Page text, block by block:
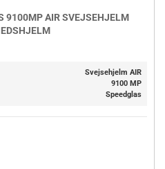
9100MP AIR SVEJSEHJELM
Svejsehjelm AIR
9100 MP
Speedglas